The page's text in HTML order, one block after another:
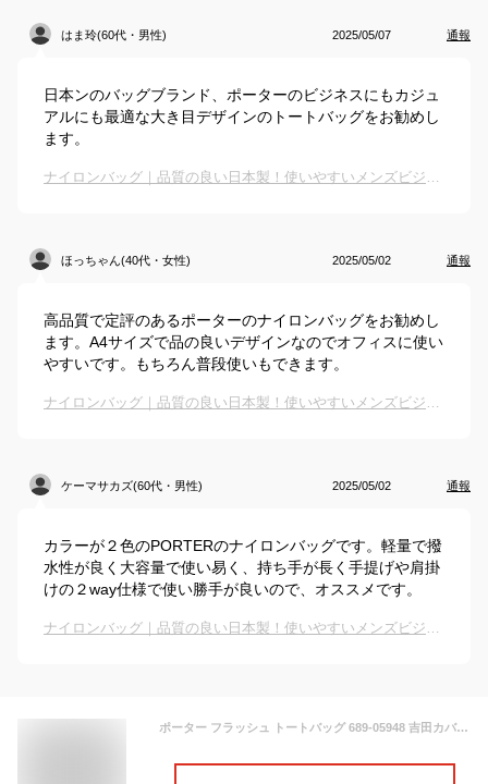
はま玲(60代・男性) 2025/05/07 通報
日本ンのバッグブランド、ポーターのビジネスにもカジュ
アルにも最適な大き目デザインのトートバッグをお勧めし
ます。
ナイロンバッグ｜品質の良い日本製！使いやすいメンズビジネスバッグのおすすめは？
ほっちゃん(40代・女性) 2025/05/02 通報
高品質で定評のあるポーターのナイロンバッグをお勧めし
ます。A4サイズで品の良いデザインなのでオフィスに使い
やすいです。もちろん普段使いもできます。
ナイロンバッグ｜品質の良い日本製！使いやすいメンズビジネスバッグのおすすめは？
ケーマサカズ(60代・男性) 2025/05/02 通報
カラーが２色のPORTERのナイロンバッグです。軽量で撥
水性が良く大容量で使い易く、持ち手が長く手提げや肩掛
けの２way仕様で使い勝手が良いので、オススメです。
ナイロンバッグ｜品質の良い日本製！使いやすいメンズビジネスバッグのおすすめは？
ポーター フラッシュ トートバッグ 689-05948 吉田カバン メンズ レディース B4対応 PORTER FLASH ビジネスバッグ 通勤バッグ ビジネストート A4 横型 ナイロン 軽い 軽量 撥水 日本製 ブランド 通勤 通学 ファスナー開閉 大容量 大きめ ギフト おしゃれ カジュアル シンプル